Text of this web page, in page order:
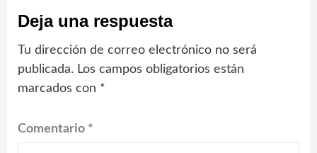
Deja una respuesta
Tu dirección de correo electrónico no será
publicada. Los campos obligatorios están
marcados con *
Comentario *